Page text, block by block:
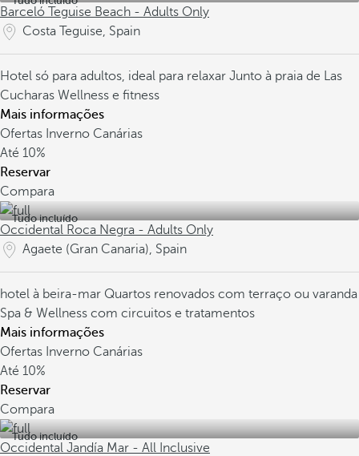
Barceló Teguise Beach - Adults Only
Costa Teguise, Spain
Hotel só para adultos, ideal para relaxar Junto à praia de Las
Cucharas Wellness e fitness
Mais informações
Ofertas Inverno Canárias
Até 10%
Reservar
Compara
Tudo incluído
Occidental Roca Negra - Adults Only
Agaete (Gran Canaria), Spain
hotel à beira-mar Quartos renovados com terraço ou varanda
Spa & Wellness com circuitos e tratamentos
Mais informações
Ofertas Inverno Canárias
Até 10%
Reservar
Compara
Tudo incluído
Occidental Jandía Mar - All Inclusive